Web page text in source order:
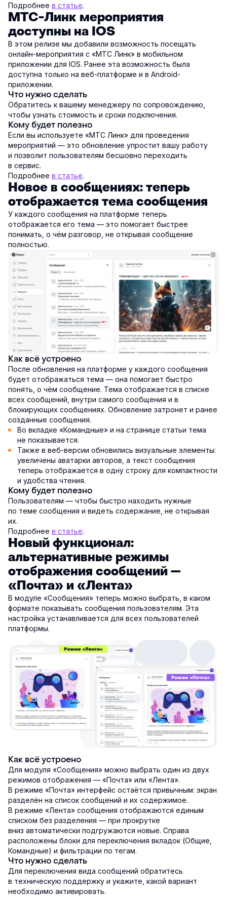
Подробнее в статье.
МТС-Линк мероприятия
доступны на IOS
В этом релизе мы добавили возможность посещать
онлайн-мероприятия с «МТС Линк» в мобильном
приложении для IOS. Ранее эта возможность была
доступна только на веб-платформе и в Android-
приложении.
Что нужно сделать
Обратитесь к вашему менеджеру по сопровождению,
чтобы узнать стоимость и сроки подключения.
Кому будет полезно
Если вы используете «МТС Линк» для проведения
мероприятий — это обновление упростит вашу работу
и позволит пользователям бесшовно переходить
в сервис.
Подробнее в статье.
Новое в сообщениях: теперь
отображается тема сообщения
У каждого сообщения на платформе теперь
отображается его тема — это помогает быстрее
понимать, о чём разговор, не открывая сообщение
полностью.
Как всё устроено
После обновления на платформе у каждого сообщения
будет отображаться тема — она помогает быстро
понять, о чём сообщение. Тема отображается в списке
всех сообщений, внутри самого сообщения и в
блокирующих сообщениях. Обновление затронет и ранее
созданные сообщения.
Во вкладке «Командные» и на странице статьи тема
не показывается.
Также в веб-версии обновились визуальные элементы:
увеличены аватарки авторов, а текст сообщения
теперь отображается в одну строку для компактности
и удобства чтения.
Кому будет полезно
Пользователям — чтобы быстро находить нужные
по теме сообщения и видеть содержание, не открывая
их.
Подробнее в статье.
Новый функционал:
альтернативные режимы
отображения сообщений —
«Почта» и «Лента»
В модуле «Сообщения» теперь можно выбрать, в каком
формате показывать сообщения пользователям. Эта
настройка устанавливается для всех пользователей
платформы.
Как всё устроено
Для модуля «Сообщения» можно выбрать один из двух
режимов отображения — «Почта» или «Лента».
В режиме «Почта» интерфейс остаётся привычным: экран
разделён на список сообщений и их содержимое.
В режиме «Лента» сообщения отображаются единым
списком без разделения — при прокрутке
вниз автоматически подгружаются новые. Справа
расположены блоки для переключения вкладок (Общие,
Командные) и фильтрации по тегам.
Что нужно сделать
Для переключения вида сообщений обратитесь
в техническую поддержку и укажите, какой вариант
необходимо активировать.